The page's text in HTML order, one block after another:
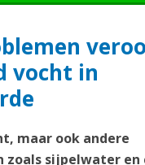
vocht in
maar ook andere
zoals sijpelwater en